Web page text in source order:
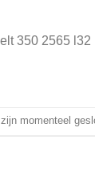
350 2565 l32
momenteel